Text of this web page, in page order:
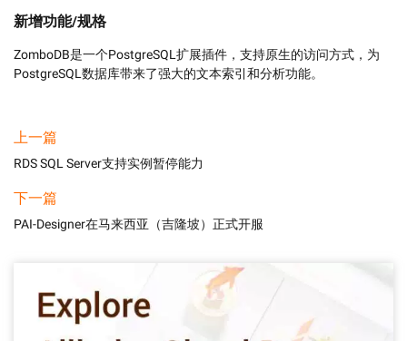
新增功能/规格
ZomboDB是一个PostgreSQL扩展插件，支持原生的访问方式，为
PostgreSQL数据库带来了强大的文本索引和分析功能。
上一篇
RDS SQL Server支持实例暂停能力
下一篇
PAI-Designer在马来西亚（吉隆坡）正式开服